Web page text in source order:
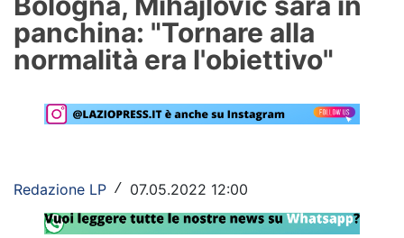
Formello
Infortuni
Primavera
Lazio Women
Rassegna Lazio
panchina: "Tornare alla
normalità era l'obiettivo"
Redazione LP / 07.05.2022 12:00